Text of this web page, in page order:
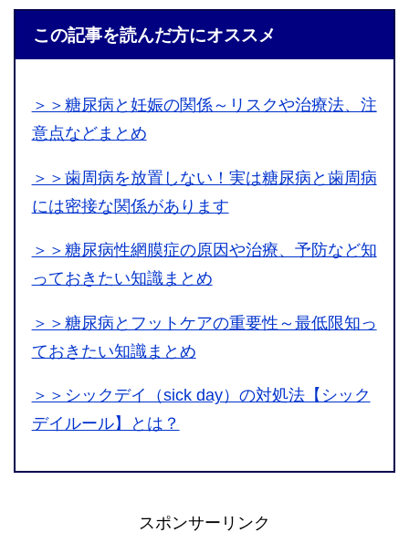
この記事を読んだ方にオススメ
＞＞糖尿病と妊娠の関係～リスクや治療法、注
意点などまとめ
＞＞歯周病を放置しない！実は糖尿病と歯周病
には密接な関係があります
＞＞糖尿病性網膜症の原因や治療、予防など知
っておきたい知識まとめ
＞＞糖尿病とフットケアの重要性～最低限知っ
ておきたい知識まとめ
＞＞シックデイ（sick day）の対処法【シック
デイルール】とは？
スポンサーリンク